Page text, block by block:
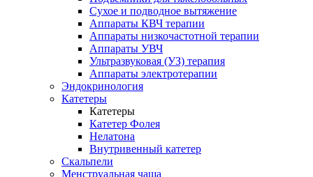
Сухое и подводное вытяжение
Аппараты КВЧ терапии
Аппараты низкочастотной терапии
Аппараты УВЧ
Ультразвуковая (УЗ) терапия
Аппараты электротерапии
Эндокринология
Катетеры
Катетеры
Катетер Фолея
Нелатона
Внутривенный катетер
Скальпели
Менструальная чаша